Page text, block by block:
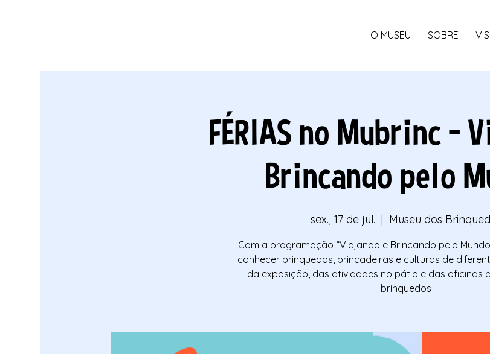
O MUSEU SOBRE
FÉRIAS no Mubrinc -
Brincando pelo
sex., 17 de jul.
  |
Museu dos
Com a programação “Viajando e Brincando pelo
conhecer brinquedos, brincadeiras e culturas de
da exposição, das atividades no pátio e das oficinas
brinquedos